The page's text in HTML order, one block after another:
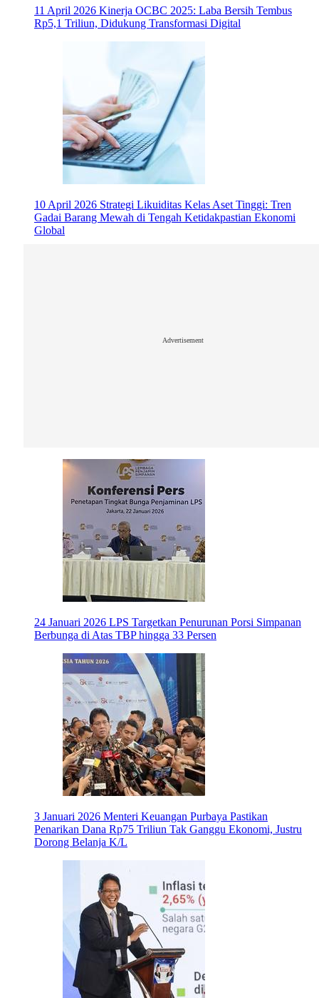
11 April 2026 Kinerja OCBC 2025: Laba Bersih Tembus
Rp5,1 Triliun, Didukung Transformasi Digital
10 April 2026 Strategi Likuiditas Kelas Aset Tinggi: Tren
Gadai Barang Mewah di Tengah Ketidakpastian Ekonomi
Global
Advertisement
24 Januari 2026 LPS Targetkan Penurunan Porsi Simpanan
Berbunga di Atas TBP hingga 33 Persen
3 Januari 2026 Menteri Keuangan Purbaya Pastikan
Penarikan Dana Rp75 Triliun Tak Ganggu Ekonomi, Justru
Dorong Belanja K/L